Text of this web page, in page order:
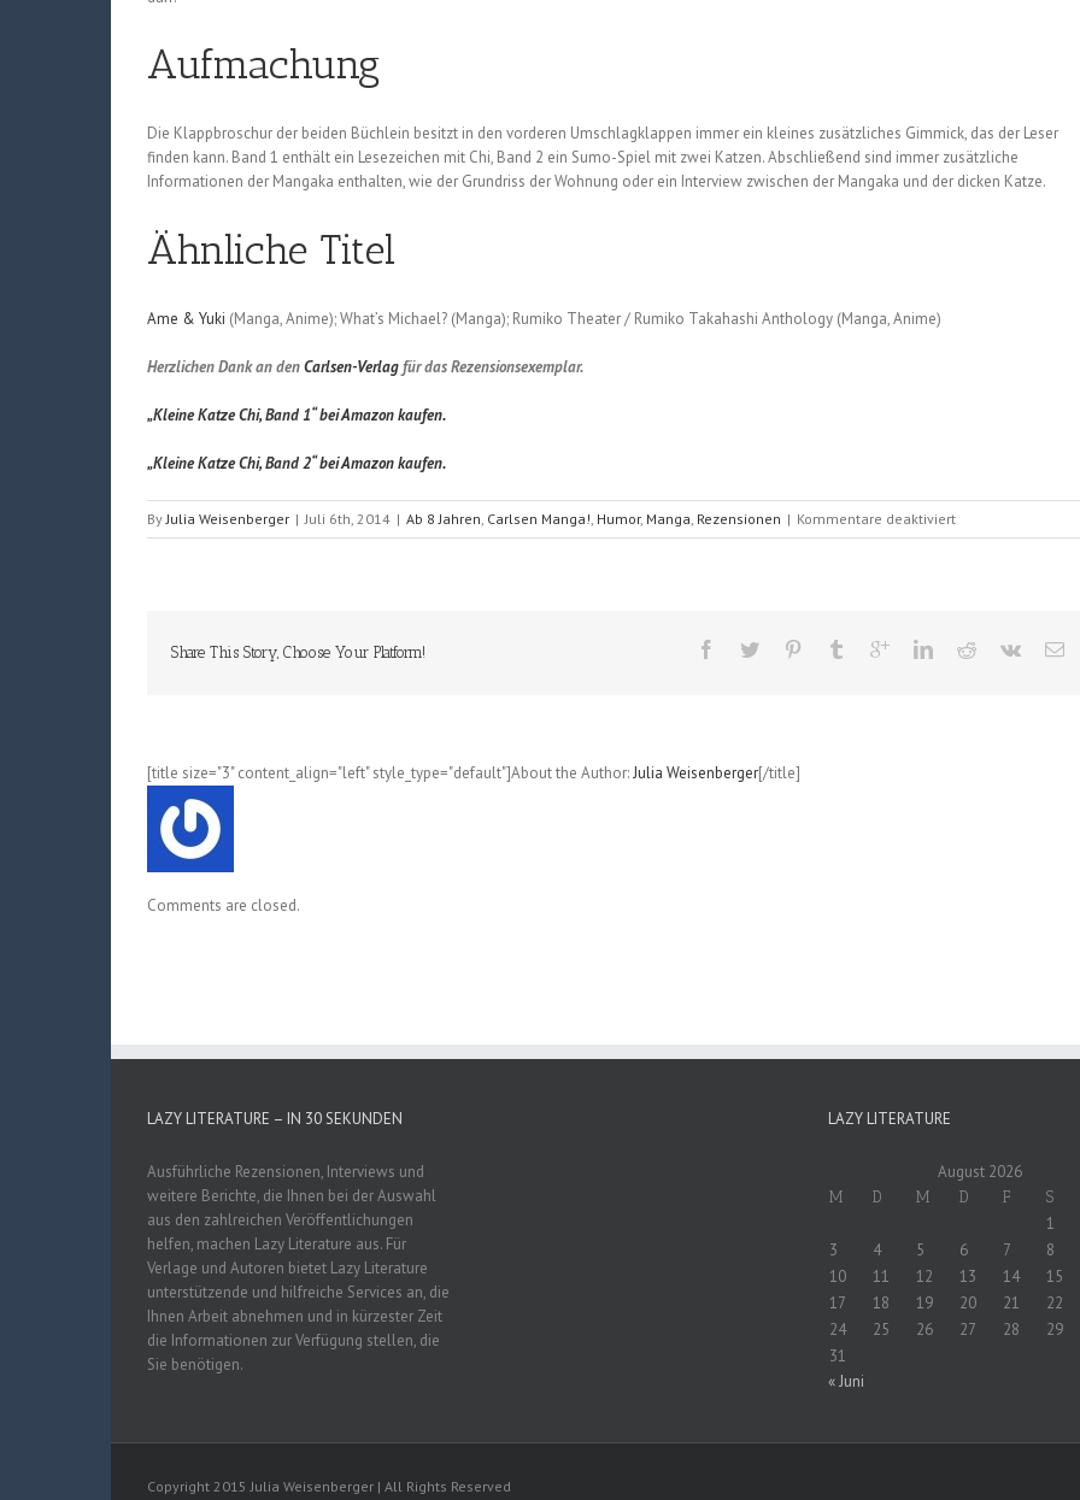
Aufmachung
Die Klappbroschur der beiden Büchlein besitzt in den vorderen Umschlagklappen immer ein kleines zusätzliches Gimmick, das der Leser
finden kann. Band 1 enthält ein Lesezeichen mit Chi, Band 2 ein Sumo-Spiel mit zwei Katzen. Abschließend sind immer zusätzliche
Informationen der Mangaka enthalten, wie der Grundriss der Wohnung oder ein Interview zwischen der Mangaka und der dicken Katze.
Ähnliche Titel
Ame & Yuki (Manga, Anime); What’s Michael? (Manga); Rumiko Theater / Rumiko Takahashi Anthology (Manga, Anime)
Herzlichen Dank an denCarlsen-Verlagfür das Rezensionsexemplar.
„Kleine Katze Chi, Band 1“ bei Amazon kaufen.
„Kleine Katze Chi, Band 2“ bei Amazon kaufen.
By Julia Weisenberger | Juli 6th, 2014 | Ab 8 Jahren Carlsen Manga! Humor, Manga Rezensionen | Kommentare deaktiviertfür
Kleine
Band
Share This Story, Choose Your Platform!
[title size="3" content_align="left" style_type="default"]About the Author:Julia Weisenberger[/title]
Comments are closed.
LAZY LITERATURE – IN 30 SEKUNDEN
Ausführliche Rezensionen, Interviews und
weitere Berichte, die Ihnen bei der Auswahl
aus den zahlreichen Veröffentlichungen
helfen, machen Lazy Literature aus. Für
Verlage und Autoren bietet Lazy Literature
unterstützende und hilfreiche Services an, die
Ihnen Arbeit abnehmen und in kürzester Zeit
die Informationen zur Verfügung stellen, die
Sie benötigen.
LAZY LITERATURE
August 2026
M D M D F S
1
3
4 5 6 7
8
10
11 12 13 14
15
17
18 19 20 21
22
24
25 26 27 28
29
31
« Juni
Copyright 2015 Julia Weisenberger | All Rights Reserved